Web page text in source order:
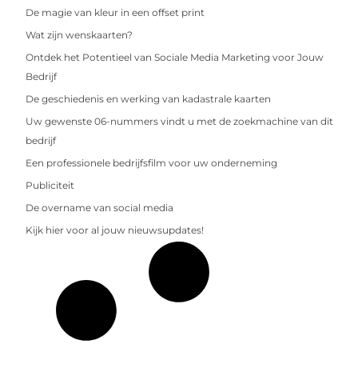
De magie van kleur in een offset print
Wat zijn wenskaarten?
Ontdek het Potentieel van Sociale Media Marketing voor Jouw
Bedrijf
De geschiedenis en werking van kadastrale kaarten
Uw gewenste 06-nummers vindt u met de zoekmachine van dit
bedrijf
Een professionele bedrijfsfilm voor uw onderneming
Publiciteit
De overname van social media
Kijk hier voor al jouw nieuwsupdates!